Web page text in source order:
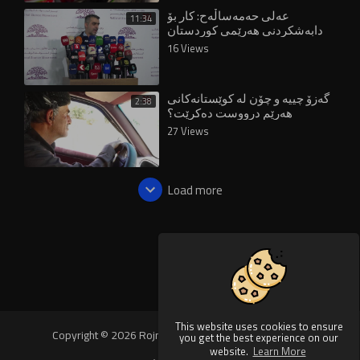
This website uses cookies to ensure
you get the best experience on our
website. Learn More
11:34 عەلی حەمەساڵەح: کار بۆ
دابەشکردنی هەرێمی کوردستان
دەکرێت
16 Views
2:38 گەزۆ چییە و چۆن لە کوێستانەکانی
هەرێم درووست دەکرێت؟
27 Views
Load more
Copyright © 2026 Rojnews Video. All rights reserved.